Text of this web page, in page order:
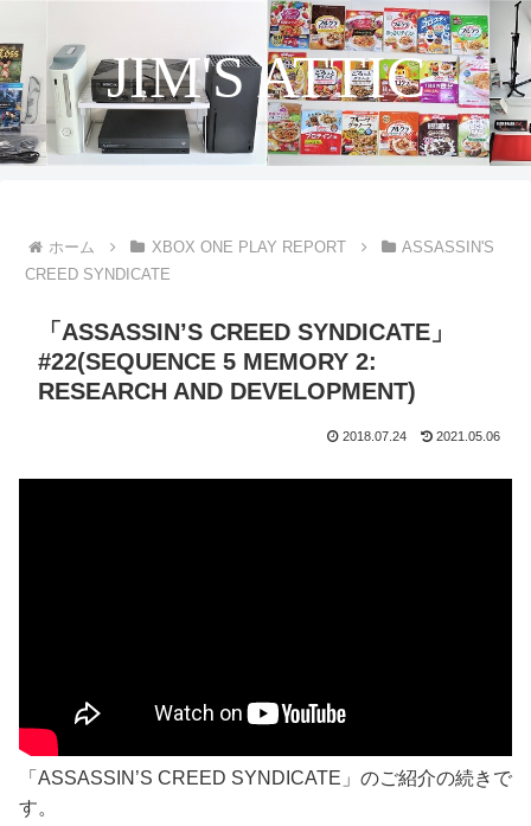
JIM'S ATTIC
ホーム XBOX ONE PLAY REPORT
ASSASSIN'S
CREED SYNDICATE
「ASSASSIN’S CREED SYNDICATE」
#22(SEQUENCE 5 MEMORY 2:
RESEARCH AND DEVELOPMENT)
2018.07.24 2021.05.06
「ASSASSIN’S CREED SYNDICATE」のご紹介の続きで
す。